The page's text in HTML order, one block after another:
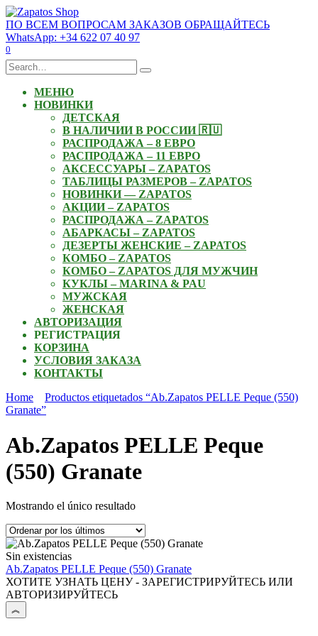
Skip
to
content
ПО ВСЕМ ВОПРОСАМ ЗАКАЗОВ ОБРАЩАЙТЕСЬ
WhatsApp: +34 622 07 40 97
0
Search
for:
МЕНЮ
НОВИНКИ
ДЕТСКАЯ
В НАЛИЧИИ В РОССИИ 🇷🇺
РАСПРОДАЖА – 8 ЕВРО
РАСПРОДАЖА – 11 ЕВРО
АКСЕССУАРЫ – ZAPATOS
ТАБЛИЦЫ РАЗМЕРОВ – ZAPATOS
НОВИНКИ — ZAPATOS
АКЦИИ – ZAPATOS
РАСПРОДАЖА – ZAPATOS
АБАРКАСЫ – ZAPATOS
ДЕЗЕРТЫ ЖЕНСКИЕ – ZAPATOS
КОМБО – ZAPATOS
КОМБО – ZAPATOS ДЛЯ МУЖЧИН
КУКЛЫ – MARINA & PAU
МУЖСКАЯ
ЖЕНСКАЯ
АВТОРИЗАЦИЯ
РЕГИСТРАЦИЯ
КОРЗИНА
УСЛОВИЯ ЗАКАЗА
КОНТАКТЫ
Home
Productos etiquetados “Ab.Zapatos PELLE Peque (550)
Granate”
Ab.Zapatos PELLE Peque
(550) Granate
Mostrando el único resultado
Sin existencias
Ab.Zapatos PELLE Peque (550) Granate
ХОТИТЕ УЗНАТЬ ЦЕНУ - ЗАРЕГИСТРИРУЙТЕСЬ ИЛИ
АВТОРИЗИРУЙТЕСЬ